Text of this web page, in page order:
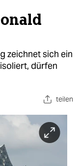
zeichnet sich ein
dürfen
teilen